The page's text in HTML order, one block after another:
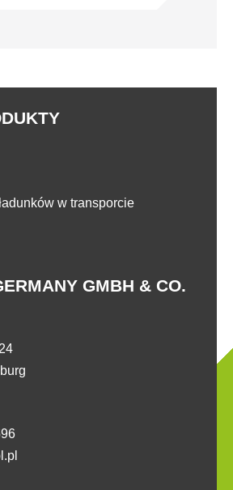
GMBH & CO.
w transporcie